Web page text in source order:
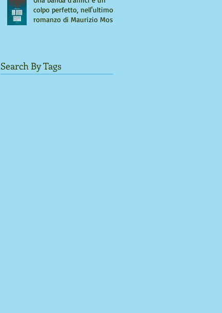
colpo perfetto, nell'ultimo
romanzo di Maurizio Mos
Search By Tags